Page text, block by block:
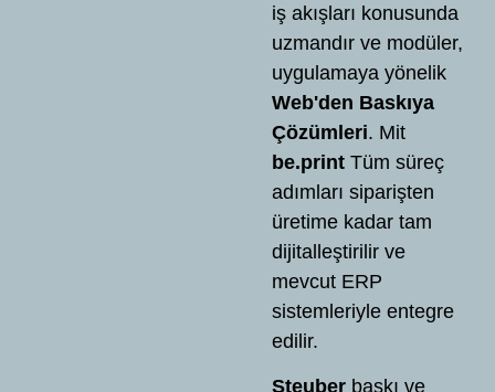
iş akışları konusunda
uzmandır ve modüler,
uygulamaya yönelik
Web'den Baskıya
Çözümleri. Mit
be.print Tüm süreç
adımları siparişten
üretime kadar tam
dijitalleştirilir ve
mevcut ERP
sistemleriyle entegre
edilir.
Steuber baskı ve